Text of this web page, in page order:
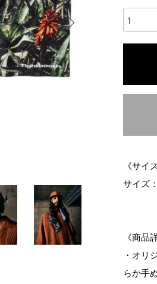
《サイ
サイズ
《商品
・オリ
らか手